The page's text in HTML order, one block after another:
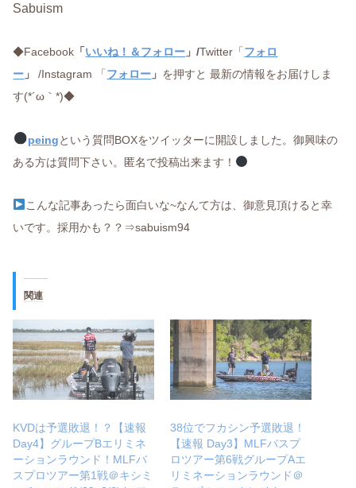
Sabuism
◆Facebook 「 いいね！＆フォロー 」/Twitter「 フォロ
ー 」/Instagram 「 フォロー 」 を押すと 最新の情報をお届けしま
す(*´ω｀*)◆
peingという質問BOXをツイッターに開設しました。御興味の
ある方は質問下さい。匿名で投稿出来ます！
こんな記事あったら面白いな~なんて方は、御意見頂けると幸
いです。採用かも？？⇒sabuism94
関連
KVDは予選敗退！？【速報
Day4】グループBエリミネ
ーションラウンド！MLFバ
スプロツアー第1戦＠キシミ
38位でフカシン予選敗退！
【速報 Day3】MLFバスプ
ロツアー第6戦グループAエ
リミネーションラウンド＠